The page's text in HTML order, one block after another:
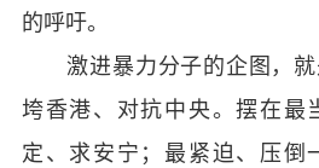
的呼吁。
激进暴力分子的企图，就
垮香港、对抗中央。摆在最
定、求安宁；最紧迫、压倒